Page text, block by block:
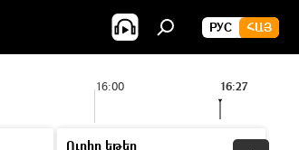
РУС ՀԱՅ
16:00 16:27
Ուղիղ եթեր